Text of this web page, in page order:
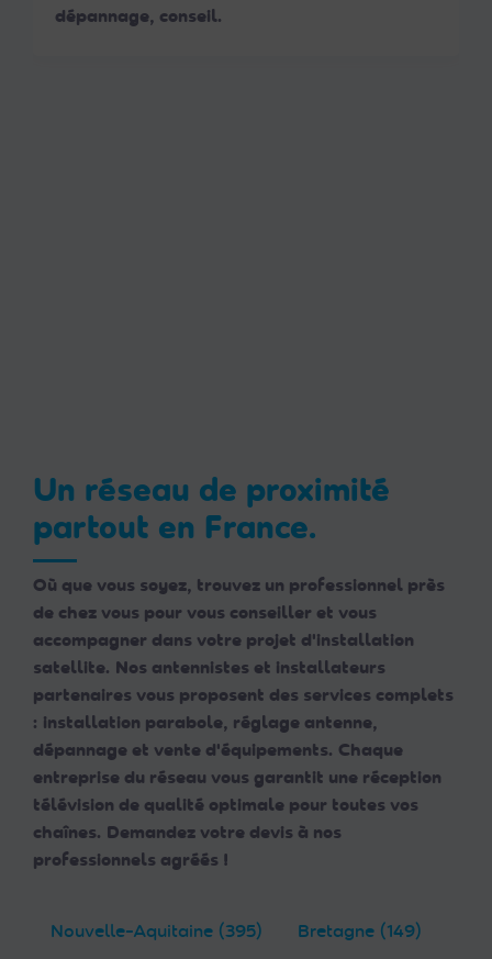
dépannage, conseil.
Un réseau de proximité
partout en France.
Où que vous soyez, trouvez un professionnel près
de chez vous pour vous conseiller et vous
accompagner dans votre projet d'installation
satellite. Nos antennistes et installateurs
partenaires vous proposent des services complets
: installation parabole, réglage antenne,
dépannage et vente d'équipements. Chaque
entreprise du réseau vous garantit une réception
télévision de qualité optimale pour toutes vos
chaînes. Demandez votre devis à nos
professionnels agréés !
Nouvelle-Aquitaine (395) Bretagne (149)